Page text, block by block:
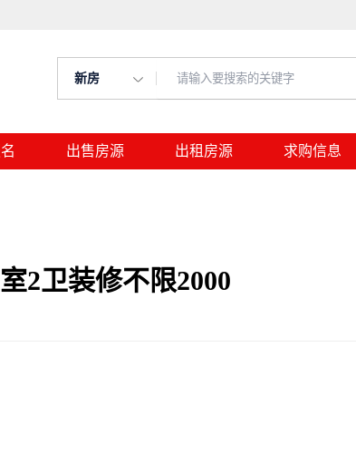
新房
出售房源 出租房源 求购信息
2卫装修不限2000